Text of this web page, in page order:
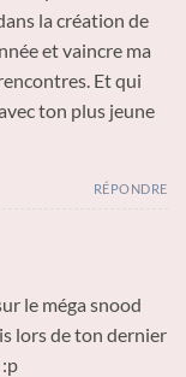
la création de
et vaincre ma
Et qui
ton plus jeune
RÉPONDRE
le méga snood
lors de ton dernier